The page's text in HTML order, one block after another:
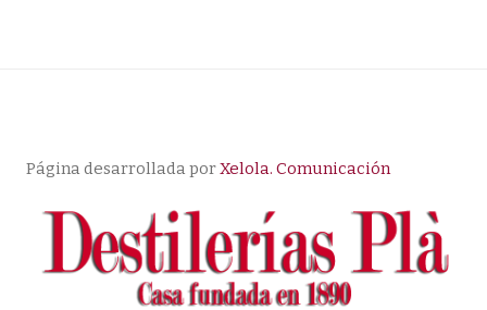
Página desarrollada porXelola. Comunicación